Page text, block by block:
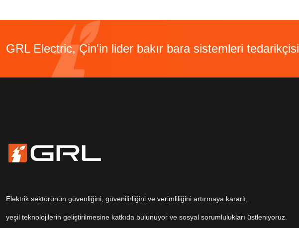
GRL Electric, Çin'in lider bakır bara sistemleri tedarikçisi
Elektrik sektörünün güvenliğini, güvenilirliğini ve verimliliğini artırmaya kararlı,
yeşil teknolojilerin geliştirilmesine katkıda bulunuyor ve sosyal sorumlulukları üstleniyoruz.